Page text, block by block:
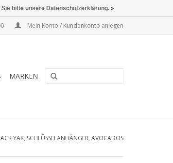
Mein Konto / Kundenkonto anlegen
MARKEN
YAK, SCHLÜSSELANHÄNGER, AVOCADOS
bitte unsere Datenschutzerklärung. »